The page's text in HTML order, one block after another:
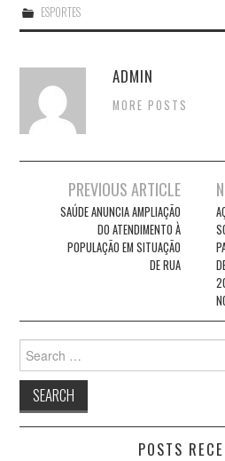
ESPORTES
ADMIN
MORE POSTS
navigation
PREVIOUS ARTICLE
SAÚDE ANUNCIA AMPLIAÇÃO
DO ATENDIMENTO À
POPULAÇÃO EM SITUAÇÃO
DE RUA
Search
for:
POSTS